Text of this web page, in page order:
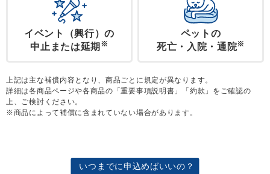
イベント（興行）の
中止 または延期 ※
ペットの
死亡・入院・通院※
上記は主な補償内容となり、商品ごとに規定が異なります。
詳細は各商品ページや各商品の「重要事項説明書」「約款」をご確認の
上、ご検討ください。
※商品によって補償に含まれていない場合があります。
いつまでに申込めばいいの？